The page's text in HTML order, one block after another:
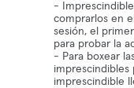
-
comprarlos en
sesión, el
para probar la
- Para boxear
imprescindibles
imprescindible